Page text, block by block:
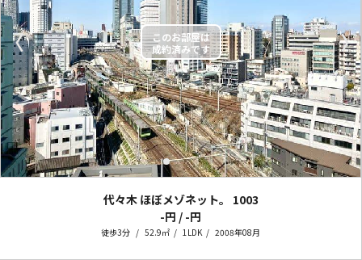
〈 〉
代々木 ほぼメゾネット。
1003
-円 / -円
徒歩3分 52.9㎡ 1LDK 2008年08月